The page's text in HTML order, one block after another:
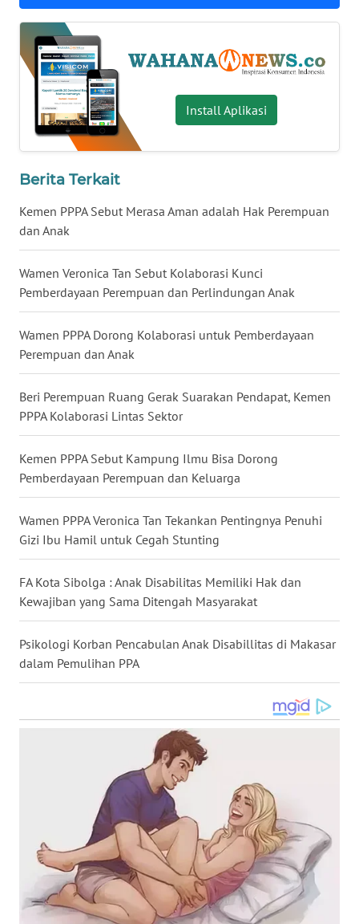
Install Aplikasi
Berita Terkait
Kemen PPPA Sebut Merasa Aman adalah Hak Perempuan
dan Anak
Wamen Veronica Tan Sebut Kolaborasi Kunci
Pemberdayaan Perempuan dan Perlindungan Anak
Wamen PPPA Dorong Kolaborasi untuk Pemberdayaan
Perempuan dan Anak
Beri Perempuan Ruang Gerak Suarakan Pendapat, Kemen
PPPA Kolaborasi Lintas Sektor
Kemen PPPA Sebut Kampung Ilmu Bisa Dorong
Pemberdayaan Perempuan dan Keluarga
Wamen PPPA Veronica Tan Tekankan Pentingnya Penuhi
Gizi Ibu Hamil untuk Cegah Stunting
FA Kota Sibolga : Anak Disabilitas Memiliki Hak dan
Kewajiban yang Sama Ditengah Masyarakat
Psikologi Korban Pencabulan Anak Disabillitas di Makasar
dalam Pemulihan PPA
KALTARA
WN
KALSEL
WN
KALTIM
SULSEL
WN
GORONTALO
WN
SULUT
WN
MALUKU
WN
TOBA
NIAS
WN
TANJUNG
LESUNG
WN
KARO